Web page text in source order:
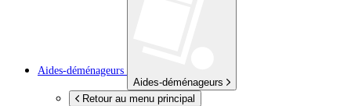
Aides-déménageurs
Aides-déménageurs
Retour au menu principal